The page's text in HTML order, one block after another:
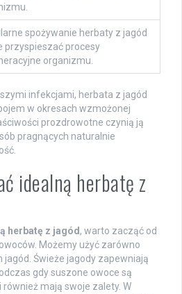
spożywanie herbaty z jagód
przyspieszać procesy
organizmu.
infekcjami, herbata z jagód
w okresach wzmożonej
prozdrowotne czynią ją
pragnących naturalnie
idealną herbatę z
herbatę z jagód , warto zacząć od
Możemy użyć zarówno
jagód. Świeże jagody zapewniają
gdy suszone owoce są
również mają swoje zalety. W